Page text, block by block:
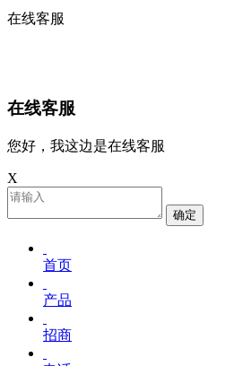
在线客服
在线客服
您好，我这边是在线客服
X
确定
首页
产品
招商